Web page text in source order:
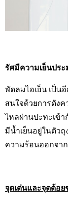
รัศมีความเย็นประ
พัดลมไอเย็น เป็น
สนใจด้วยการดัง
ไหลผ่านปะทะเข้า
มีน้ำเย็นอยู่ในตัวถุ
ความร้อนออกจา
จุดเด่นและจุดด้อย